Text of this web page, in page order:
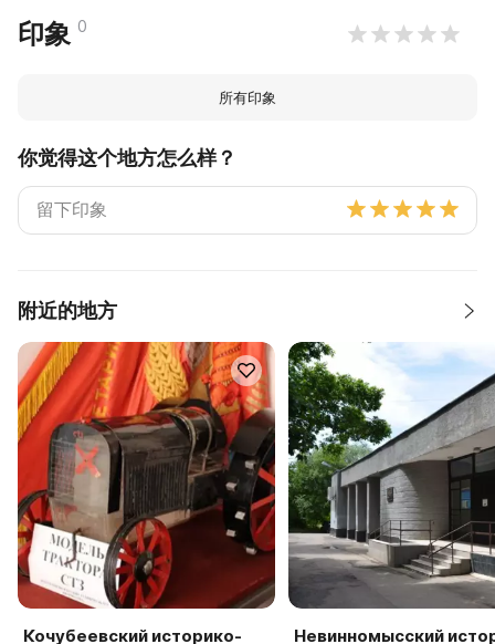
印象 0
所有印象
你觉得这个地方怎么样？
附近的地方
Кочубеевский историко- Невинномысский